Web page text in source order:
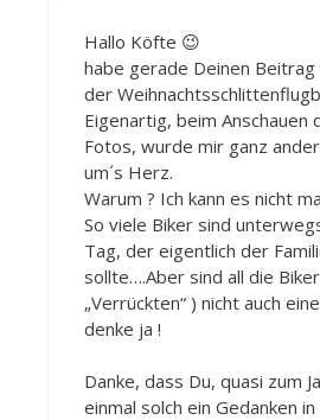
Hallo Köfte 😉
habe gerade Deinen
der
Eigenartig, beim Anschauen
Fotos, wurde mir ganz
um´s Herz.
Warum ? Ich kann es nicht
So viele Biker sind
Tag, der eigentlich der
sollte….Aber sind all die
„Verrückten“ ) nicht auch
denke ja !
Danke, dass Du, quasi zum
einmal solch ein Gedanken